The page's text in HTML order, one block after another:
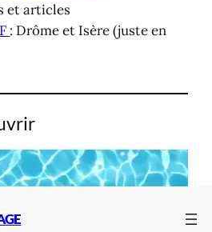
et articles
: Drôme et Isère (juste en